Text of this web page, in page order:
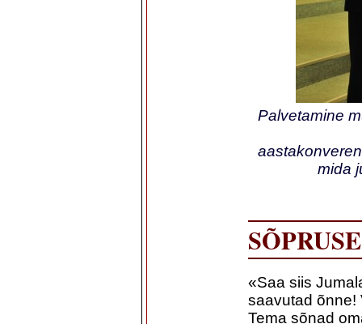
Palvetamine
mida
«Saa siis
saavutad õnne!
Tema sõnad